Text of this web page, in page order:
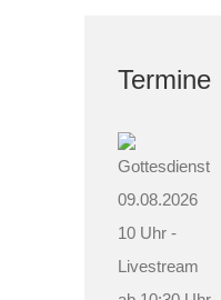
Termine